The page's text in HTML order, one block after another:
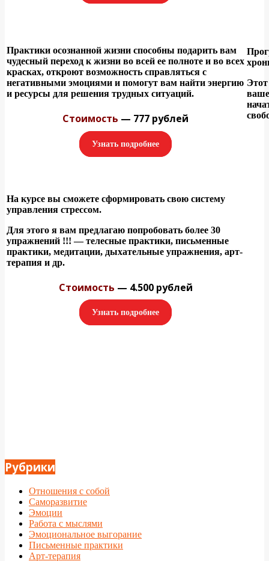
Практики осознанной жизни способны подарить вам
чудесный переход к жизни во всей ее полноте и во всех
красках, откроют возможность справляться с
негативными эмоциями и помогут вам найти энергию
и ресурсы для решения трудных ситуаций.
Стоимость — 777 рублей
Узнать подробнее
На курсе вы сможете сформировать свою систему
управления стрессом.
Для этого я вам предлагаю попробовать более 30
упражнений !!! — телесные практики, письменные
практики, медитации, дыхательные упражнения, арт-
терапия и др.
Стоимость — 4.500 рублей
Узнать подробнее
2016-
07-
Рубрики
Отношения с собой
Саморазвитие
Эмоции
Работа с мыслями
Эмоциональное выгорание
Письменные практики
Арт-терапия